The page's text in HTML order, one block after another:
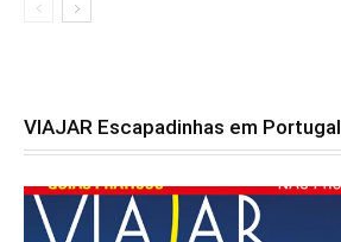
VIAJAR Escapadinhas em Portugal